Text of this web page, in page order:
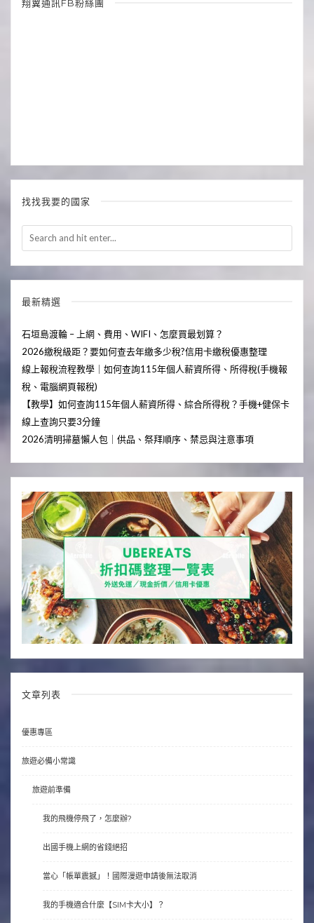
翔翼通訊FB粉絲團
找找我要的國家
最新精選
石垣島渡輪 – 上網、費用、WIFI、怎麼買最划算？
2026繳稅級距？要如何查去年繳多少稅?信用卡繳稅優惠整理
線上報稅流程教學｜如何查詢115年個人薪資所得、所得稅(手機報
稅、電腦網頁報稅)
【教學】如何查詢115年個人薪資所得、綜合所得稅？手機+健保卡
線上查詢只要3分鐘
2026清明掃墓懶人包｜供品、祭拜順序、禁忌與注意事項
文章列表
優惠專區
旅遊必備小常識
旅遊前準備
我的飛機停飛了，怎麼辦?
出國手機上網的省錢絕招
當心「帳單震撼」！國際漫遊申請後無法取消
我的手機適合什麼【SIM卡大小】？